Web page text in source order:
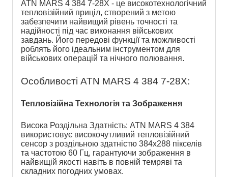
ATN MARS 4 384 7-28X - це високотехнологічний
тепловізійний приціл, створений з метою
забезпечити найвищий рівень точності та
надійності під час виконання військових
завдань. Його передові функції та можливості
роблять його ідеальним інструментом для
військових операцій та нічного полювання.
Особливості ATN MARS 4 384 7-28X:
Тепловізійна Технологія та Зображення
Висока Роздільна Здатність: ATN MARS 4 384
використовує високочутливий тепловізійний
сенсор з роздільною здатністю 384x288 пікселів
та частотою 60 Гц, гарантуючи зображення в
найвищій якості навіть в повній темряві та
складних погодних умовах.